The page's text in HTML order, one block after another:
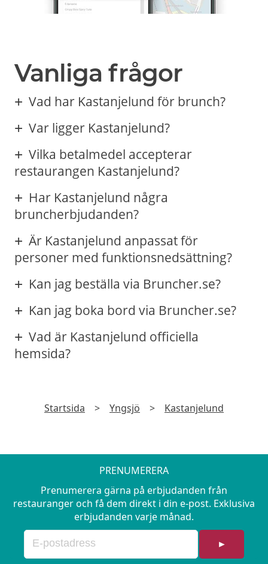
Vanliga frågor
Vad har Kastanjelund för brunch?
Var ligger Kastanjelund?
Vilka betalmedel accepterar
restaurangen Kastanjelund?
Har Kastanjelund några
bruncherbjudanden?
Är Kastanjelund anpassat för
personer med funktionsnedsättning?
Kan jag beställa via Bruncher.se?
Kan jag boka bord via Bruncher.se?
Vad är Kastanjelund officiella
hemsida?
Startsida > Yngsjö > Kastanjelund
PRENUMERERA
Prenumerera gärna på erbjudanden från
restauranger och få dem direkt i din e-post. Exklusiva
erbjudanden varje månad.
►